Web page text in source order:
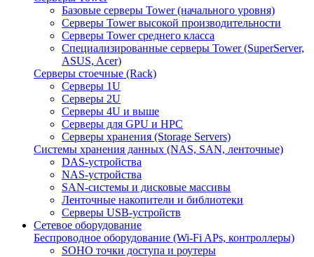
Базовые серверы Tower (начального уровня)
Серверы Tower высокой производительности
Серверы Tower среднего класса
Специализированные серверы Tower (SuperServer,
ASUS, Acer)
Серверы стоечные (Rack)
Серверы 1U
Серверы 2U
Серверы 4U и выше
Серверы для GPU и HPC
Серверы хранения (Storage Servers)
Системы хранения данных (NAS, SAN, ленточные)
DAS-устройства
NAS-устройства
SAN-системы и дисковые массивы
Ленточные накопители и библиотеки
Серверы USB-устройств
Сетевое оборудование
Беспроводное оборудование (Wi-Fi APs, контроллеры)
SOHO точки доступа и роутеры